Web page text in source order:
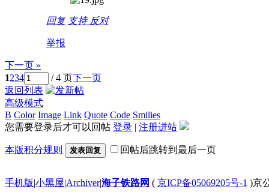
回复 支持 反对
举报
下一页 »
1234 / 4 页下一页
返回列表
高级模式
B Color Image Link Quote Code Smilies
您需要登录后才可以回帖 登录 | 注册进站
本版积分规则 发表回复 回帖后跳转到最后一页
手机版|小黑屋|Archiver|海子铁路网 ( 京ICP备05069205号-1 )京